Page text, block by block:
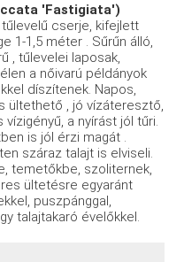
'Fastigiata')
cserje, kifejlett
1-1,5 méter . Sűrűn álló,
, tűlevelei laposak,
a nőivarú példányok
díszítenek. Napos,
ültethető , jó vízáteresztő,
a nyírást jól tűri.
is jól érzi magát .
száraz talajt is elviseli.
temetőkbe, szoliternek,
ültetésre egyaránt
puszpánggal,
talajtakaró évelőkkel.